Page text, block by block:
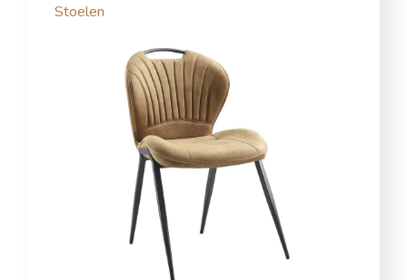
Stoelen